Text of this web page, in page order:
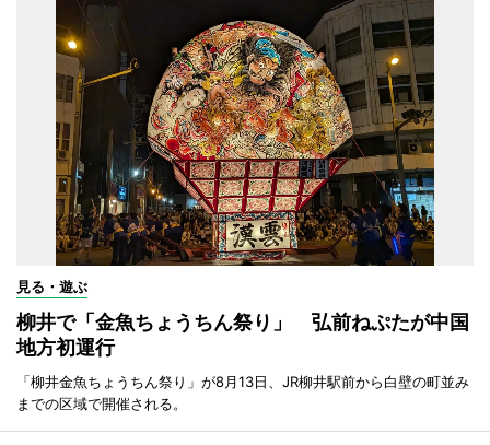
見る・遊ぶ
柳井で「金魚ちょうちん祭り」 弘前ねぷたが中国
地方初運行
「柳井金魚ちょうちん祭り」が8月13日、JR柳井駅前から白壁の町並み
までの区域で開催される。